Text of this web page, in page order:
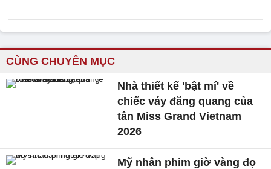
CÙNG CHUYÊN MỤC
Nhà thiết kế 'bật mí' về
chiếc váy đăng quang của
tân Miss Grand Vietnam
2026
Mỹ nhân phim giờ vàng đọ